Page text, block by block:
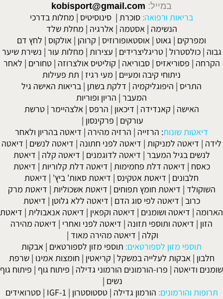
במייל: kobisport@gmail.com
בריאות ורפואה: סוכרת | סינוסיטיס | מחלות בדרכי
הנשימה | אסטמה | אלרגיה | מחלת שלד
ומפרקים | גאוט | אוסטאופורוזיס | קרוהן | אולקוס | לחץ דם
גבוה |כולסטרול |טריגליצרידים | עצירות | מחלות עור | נשירת שיער
הקרחה | פסוריאזיס |סבוריאה | קוליטיס אולצרוזה |טחורים | לאחר
ניתוחי קיבה ומעיים | מעי רגיז | תת פעילות
התריס | היפוגליקמיה | דלקת בשתן | בריאות האישה גיל
המעבר | הריון ופוריות
האישה | קאנדידה | דיכאון | הרפס | אלצהיימר |טרשת
עורקים | פרקינסון |
דיאטות שונות: הרזייה | הרזיה מהירה | דיאטה בהריון ולאחר
לידה | דיאטה למניקות | דיאטה לפני חתונה | דיאטה לנשים | דיאטה
לנשים בגיל המעבר | דיאטה לדוגמנים | דיאטה קלה | דיאטת
כאסח | דיאטה דלת פחמימות | דיאטה דלת קלוריות | דיאטת
חלבונים | דיאטת אטקינס | דיאטת סאות' ביץ' | דיאטת
השוקולד | דיאטת חומץ תפוחים | דיאטת אשכוליות | דיאטת מרק
כרוב | דיאטה לפי סוג הדם | דיאטה ללא גלוטן | דיאטת
הארומה | דיאטה ושומנים | דיאטה וקפאין | דיאטה אנאבולית | דיאטת
הזון | דיאטה ותוספי תזונה | דיאטה לפני ואחרי | דיאטה מהירה
וקלה | דיאטה מהירה מאוד |
תוספי מזון לספורטאים: תוספי מזון לספורטאים | אבקות
חלבון | אבקות לעלייה במשקל | קריאטין | חומצות אמינו |שרפת
שומנים ודיאטה | פרו-הורמונים הורמוני גדילה | פיתוח גוף | פיתוח גוף
נשים |
תרופות והורמונים: הורמון גדילה |טסטוסטרון |
IGF-1
|סטרואידים